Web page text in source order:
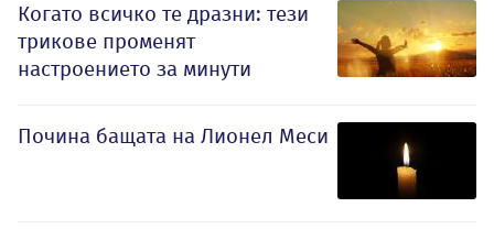
Когато всичко те дразни: тези
трикове променят
настроението за минути
Почина бащата на Лионел Меси